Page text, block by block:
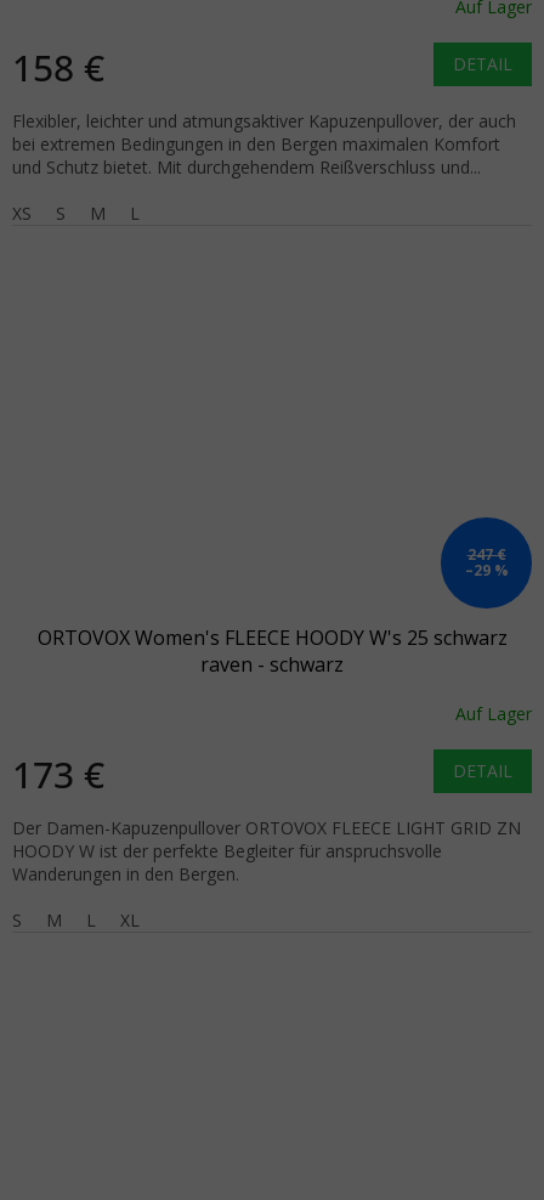
Auf Lager
158 € DETAIL
Flexibler, leichter und atmungsaktiver Kapuzenpullover, der auch
bei extremen Bedingungen in den Bergen maximalen Komfort
und Schutz bietet. Mit durchgehendem Reißverschluss und...
XS
S M L
247 €
–29 %
ORTOVOX Women's FLEECE HOODY W's 25 schwarz
raven - schwarz
Auf Lager
173 € DETAIL
Der Damen-Kapuzenpullover ORTOVOX FLEECE LIGHT GRID ZN
HOODY W ist der perfekte Begleiter für anspruchsvolle
Wanderungen in den Bergen.
S
M L XL